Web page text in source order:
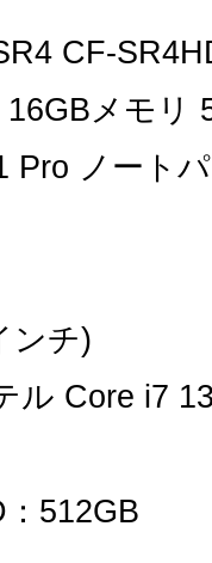
CF-
メモリ
Pro ノート
ンチ)
ル Core i7
512GB